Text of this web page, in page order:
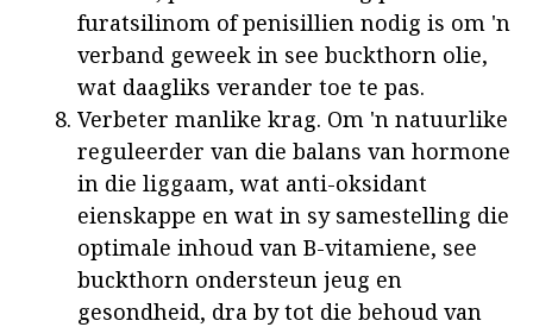
furatsilinom of penisillien nodig is om 'n
verband geweek in see buckthorn olie,
wat daagliks verander toe te pas.
Verbeter manlike krag. Om 'n natuurlike
reguleerder van die balans van hormone
in die liggaam, wat anti-oksidant
eienskappe en wat in sy samestelling die
optimale inhoud van B-vitamiene, see
buckthorn ondersteun jeug en
gesondheid, dra by tot die behoud van